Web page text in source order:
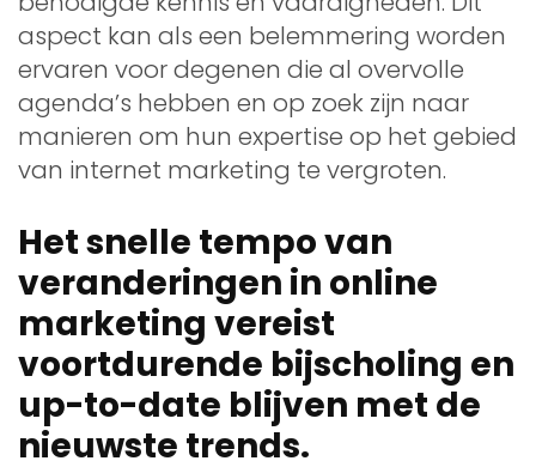
aspect kan als een belemmering worden
ervaren voor degenen die al overvolle
agenda’s hebben en op zoek zijn naar
manieren om hun expertise op het gebied
van internet marketing te vergroten.
Het snelle tempo van
veranderingen in online
marketing vereist
voortdurende bijscholing en
up-to-date blijven met de
nieuwste trends.